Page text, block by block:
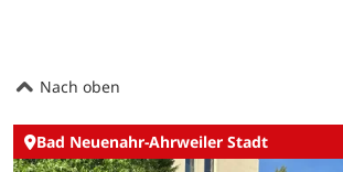
Nach oben
Bad Neuenahr-Ahrweiler Stadt